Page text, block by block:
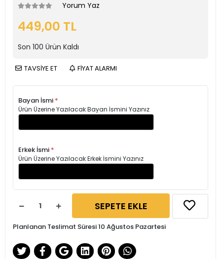
Yorum Yaz
449,00 TL
Son 100 Ürün Kaldı
TAVSİYE ET FİYAT ALARMI
Bayan İsmi *
Ürün Üzerine Yazılacak Bayan İsmini Yazınız
Erkek İsmi *
Ürün Üzerine Yazılacak Erkek İsmini Yazınız
SEPETE EKLE
Planlanan Teslimat Süresi 10 Ağustos Pazartesi